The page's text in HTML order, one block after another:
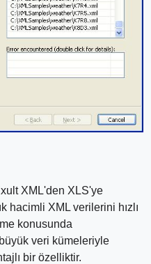
XML'den XLS'ye
hacimli XML verilerini hızlı
konusunda
veri kümeleriyle
bir özelliktir.